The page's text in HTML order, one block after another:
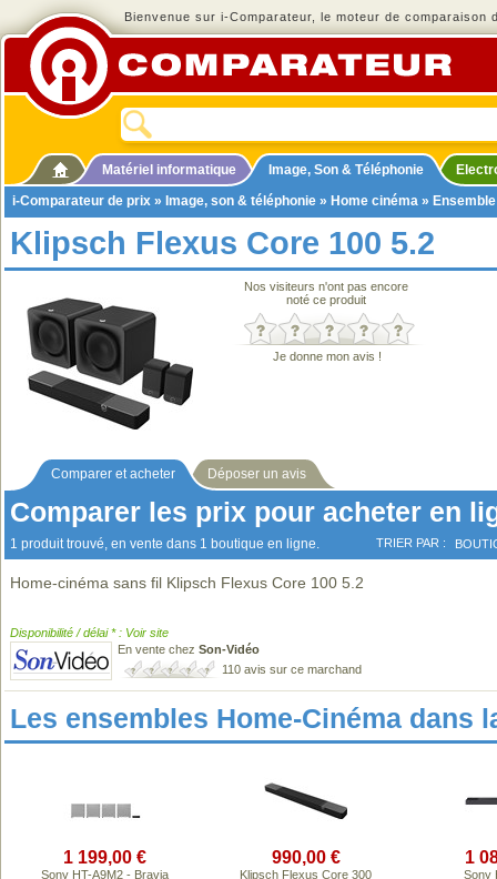
Bienvenue sur i-Comparateur, le moteur de comparaison
Matériel informatique Image, Son & Téléphonie
i-Comparateur de prix » Image, son & téléphonie » Home cinéma »
Klipsch Flexus Core 100 5.2
Nos visiteurs n'ont pas encore
noté ce produit
Je donne mon avis !
Comparer et acheter Déposer un avis
Comparer les prix pour acheter en
1 produit trouvé, en vente dans 1 boutique en ligne. TRIER PAR :
Home-cinéma sans fil Klipsch Flexus Core 100 5.2
Disponibilité / délai * : Voir site
En vente chez Son-Vidéo
110 avis sur ce marchand
Les ensembles Home-Cinéma dans
1 199,00 €
Sony HT-A9M2 - Bravia
990,00 €
Klipsch Flexus Core 300
1
Sony